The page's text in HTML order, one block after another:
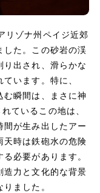
リゾナ州ペイジ近郊
した。この砂岩の渓
り出され、滑らかな
います。特に、
む瞬間は、まさに神
いるこの地は、
間が生み出したアー
天時は鉄砲水の危険
必要があります。
造力と文化的な背景
ました。